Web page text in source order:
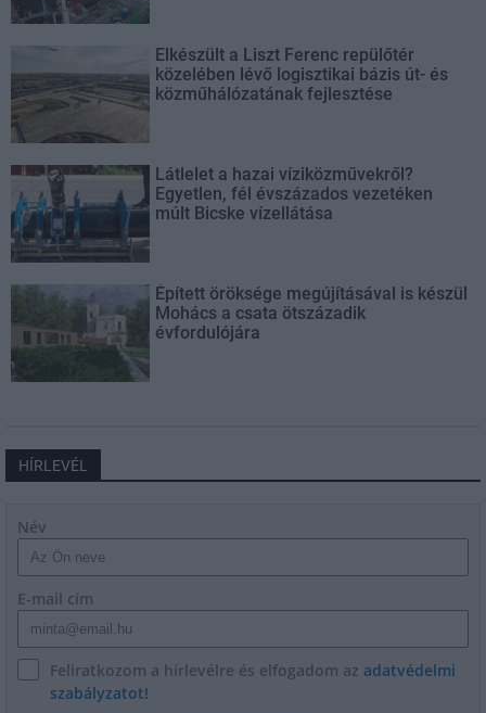
Elkészült a Liszt Ferenc repülőtér
közelében lévő logisztikai bázis út- és
közműhálózatának fejlesztése
Látlelet a hazai víziközművekről?
Egyetlen, fél évszázados vezetéken
múlt Bicske vízellátása
Épített öröksége megújításával is készül
Mohács a csata ötszázadik
évfordulójára
HÍRLEVÉL
Név
E-mail cím
Feliratkozom a hírlevélre és elfogadom az adatvédelmi
szabályzatot!